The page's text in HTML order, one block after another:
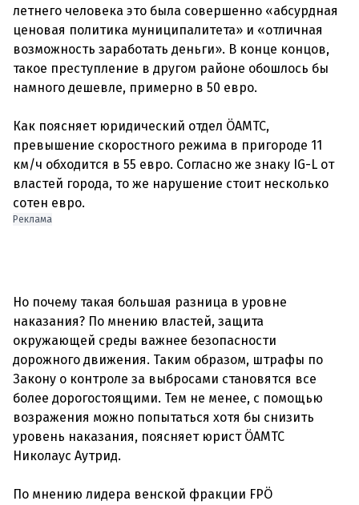
летнего человека это была совершенно «абсурдная
ценовая политика муниципалитета» и «отличная
возможность заработать деньги». В конце концов,
такое преступление в другом районе обошлось бы
намного дешевле, примерно в 50 евро.
Как поясняет юридический отдел ÖAMTC,
превышение скоростного режима в пригороде 11
км/ч обходится в 55 евро. Согласно же знаку IG-L от
властей города, то же нарушение стоит несколько
Реклама
Но почему такая большая разница в уровне
наказания? По мнению властей, защита
окружающей среды важнее безопасности
дорожного движения. Таким образом, штрафы по
Закону о контроле за выбросами становятся все
более дорогостоящими. Тем не менее, с помощью
возражения можно попытаться хотя бы снизить
уровень наказания, поясняет юрист ÖAMTC
Николаус Аутрид.
По мнению лидера венской фракции FPÖ